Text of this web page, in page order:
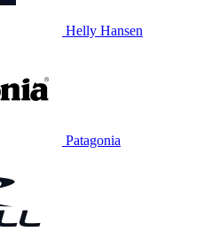
Helly Hansen
Patagonia